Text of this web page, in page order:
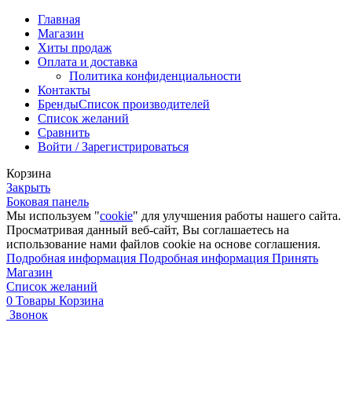
Главная
Магазин
Хиты продаж
Оплата и доставка
Политика конфиденциальности
Контакты
БрендыСписок производителей
Список желаний
Сравнить
Войти / Зарегистрироваться
Корзина
Закрыть
Боковая панель
Мы используем "cookie" для улучшения работы нашего сайта.
Просматривая данный веб-сайт, Вы соглашаетесь на
использование нами файлов cookie на основе соглашения.
Подробная информация Подробная информация Принять
Магазин
Список желаний
0 Товары Корзина
Звонок